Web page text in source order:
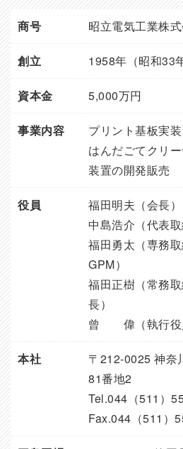
商号 昭立電気工業株
創立 1958年（昭和33
資本金 5,000万円
事業内容
プリント基板実装
はんだごてクリ
装置の開発販売
役員
福田明夫（会長）
中島浩介（代表取
福田勇太（専務
GPM）
福田正樹（常務
長）
曾 偉（執行役
本社
〒212-0025 神奈
81番地2
Tel.044（511）
Fax.044（511）